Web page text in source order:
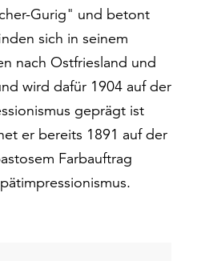
Gurig" und betont
sich in seinem
nach Ostfriesland und
wird dafür 1904 auf der
geprägt ist
er bereits 1891 auf der
Farbauftrag